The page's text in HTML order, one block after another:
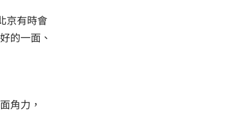
京有時會
的一面、
角力，